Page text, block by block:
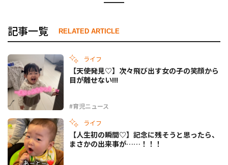
記事一覧 RELATED ARTICLE
ライフ
#育児ニュース
【天使発見♡】次々飛び出す女の子の笑顔から
目が離せない!!!
ライフ
【人生初の瞬間♡】記念に残そうと思ったら、
まさかの出来事が……！！！